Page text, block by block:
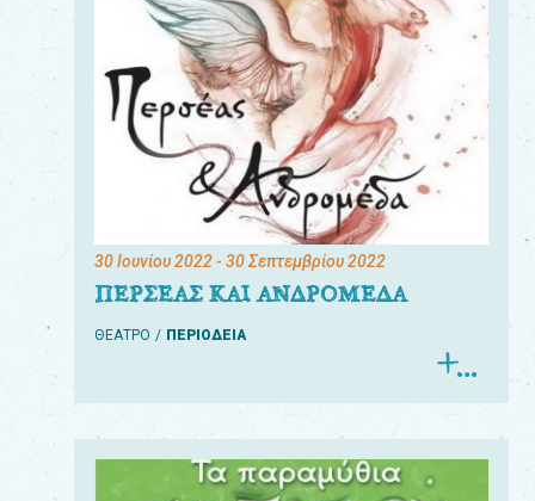
30 Ιουνίου 2022- 30 Σεπτεμβρίου 2022
ΠΕΡΣΕΑΣ ΚΑΙ ΑΝΔΡΟΜΕΔΑ
ΘΕΑΤΡΟ ΠΕΡΙΟΔΕΙΑ